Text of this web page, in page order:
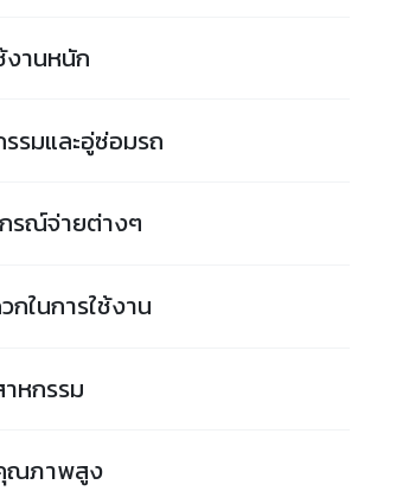
งานหนัก
รมและอู่ซ่อมรถ
รณ์จ่ายต่างๆ
ในการใช้งาน
หกรรม
ณภาพสูง